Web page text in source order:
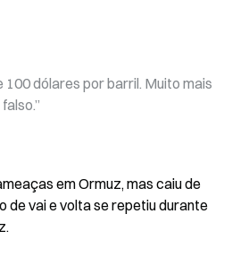
dólares por barril. Muito mais
em Ormuz, mas caiu de
de vai e volta se repetiu durante